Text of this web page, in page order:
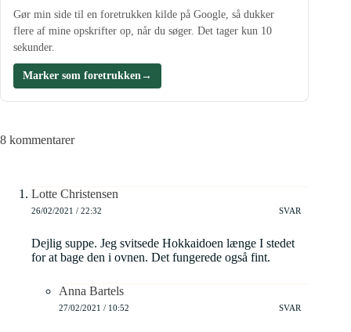
Gør min side til en foretrukken kilde på Google, så dukker
flere af mine opskrifter op, når du søger. Det tager kun 10
sekunder.
Marker som foretrukken →
8 kommentarer
Lotte Christensen
26/02/2021 / 22:32 SVAR
Dejlig suppe. Jeg svitsede Hokkaidoen længe I stedet
for at bage den i ovnen. Det fungerede også fint.
Anna Bartels
27/02/2021 / 10:52 SVAR